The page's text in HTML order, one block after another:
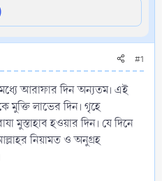
#1
আরাফার দিন অন্যতম। এই
মুক্তি লাভের দিন। গৃহে
মুস্তাহাব হওয়ার দিন। যে দিনে
নিয়ামত ও অনুগ্রহ